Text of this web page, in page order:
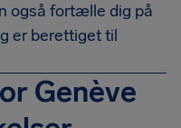
også fortælle dig på
er berettiget til
Genève